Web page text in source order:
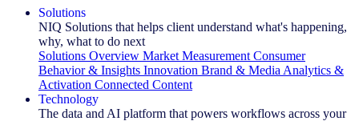
Solutions
NIQ Solutions that helps client understand what's happening,
why, what to do next
Solutions Overview Market Measurement Consumer
Behavior & Insights Innovation Brand & Media Analytics &
Activation Connected Content
Technology
The data and AI platform that powers workflows across your